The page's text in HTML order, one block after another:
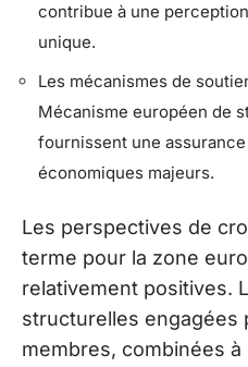
contribue à une
unique.
Les mécanismes de
Mécanisme européen de
fournissent une
économiques majeurs.
Les perspectives de
terme pour la zone
relativement positives.
structurelles engagées
membres, combinées